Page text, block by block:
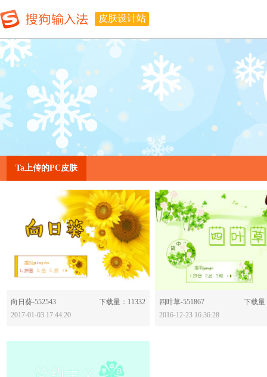
皮肤设计站
Ta上传的PC皮肤
向日葵-552543
下载量：11332
2017-01-03 17:44:20
四叶草-551867
下载量
2016-12-23 16:36:28